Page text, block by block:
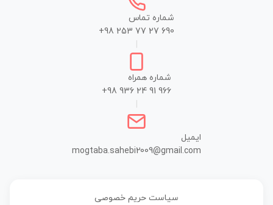
شماره تماس
+98 253 77 27 690
شماره همراه
+98 936 24 91 966
ایمیل
mogtaba.sahebi2009@gmail.com
سیاست حریم خصوصی